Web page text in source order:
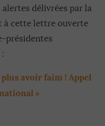
délivrées par la
à cette lettre ouverte
présidentes
avoir faim ! Appel
»